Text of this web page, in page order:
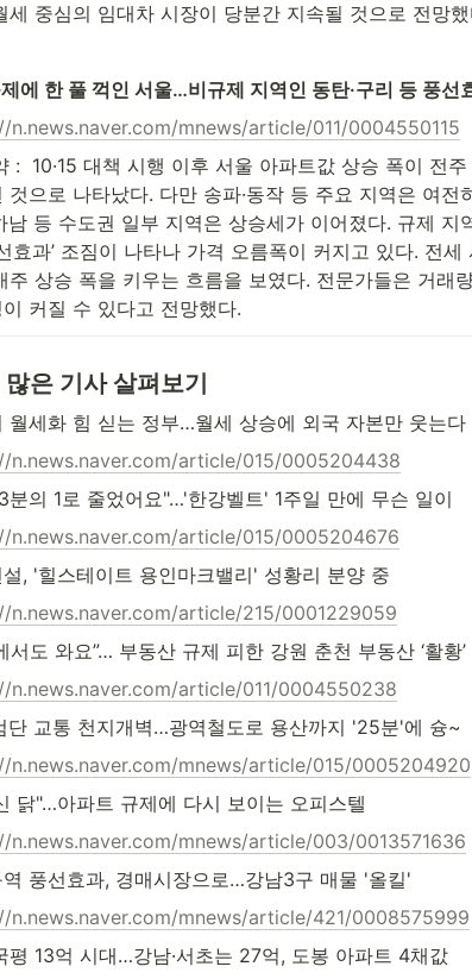
세 중심의 임대차 시장이 당분간 지속될 것으로 전망했
에 한 풀 꺽인 서울…비규제 지역인 동탄·구리 등 풍선
n.news.naver.com/mnews/article/011/0004550115
:  10·15 대책 시행 이후 서울 아파트값 상승 폭이 전
것으로 나타났다. 다만 송파·동작 등 주요 지역은 여전
남 등 수도권 일부 지역은 상승세가 이어졌다. 규제 지
효과’ 조짐이 나타나 가격 오름폭이 커지고 있다. 전
주 상승 폭을 키우는 흐름을 보였다. 전문가들은 거래
이 커질 수 있다고 전망했다.
많은 기사 살펴보기
월세화 힘 싣는 정부…월세 상승에 외국 자본만 웃는다
n.news.naver.com/article/015/0005204438
분의 1로 줄었어요"…'한강벨트' 1주일 만에 무슨 일이
n.news.naver.com/article/015/0005204676
설, '힐스테이트 용인마크밸리' 성황리 분양 중
n.news.naver.com/article/215/0001229059
서도 와요”… 부동산 규제 피한 강원 춘천 부동산 ‘활황’
n.news.naver.com/article/011/0004550238
단 교통 천지개벽…광역철도로 용산까지 '25분'에 슝~
n.news.naver.com/mnews/article/015/0005204920
닭"…아파트 규제에 다시 보이는 오피스텔
n.news.naver.com/mnews/article/003/0013571636
역 풍선효과, 경매시장으로…강남3구 매물 '올킬'
n.news.naver.com/mnews/article/421/0008575999
평 13억 시대…강남·서초는 27억, 도봉 아파트 4채값